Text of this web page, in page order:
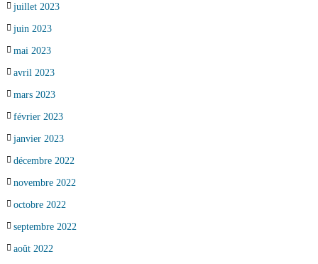
juillet 2023
juin 2023
mai 2023
avril 2023
mars 2023
février 2023
janvier 2023
décembre 2022
novembre 2022
octobre 2022
septembre 2022
août 2022